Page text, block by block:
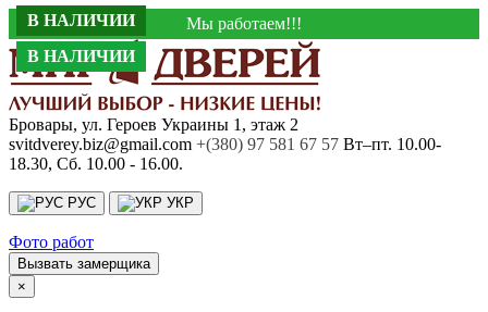
Мы работаем!!!
Бровары, ул. Героев Украины 1, этаж 2
svitdverey.biz@gmail.com +(380) 97 581 67 57 Вт–пт. 10.00-
18.30, Сб. 10.00 - 16.00.
РУС УКР
Фото работ
Вызвать замерщика
×
В НАЛИЧИИ
В НАЛИЧИИ
В НАЛИЧИИ
В НАЛИЧИИ
В НАЛИЧИИ